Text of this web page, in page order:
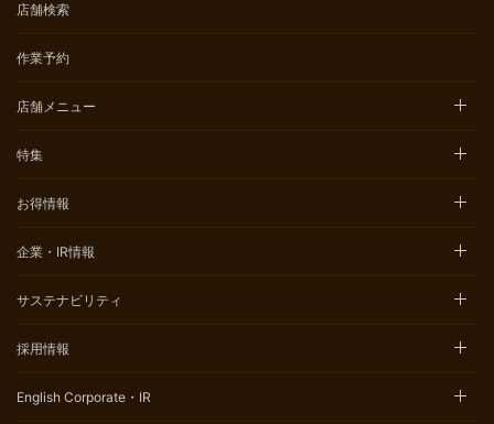
店舗検索
作業予約
店舗メニュー
特集
お得情報
企業・IR情報
サステナビリティ
採用情報
English Corporate・IR